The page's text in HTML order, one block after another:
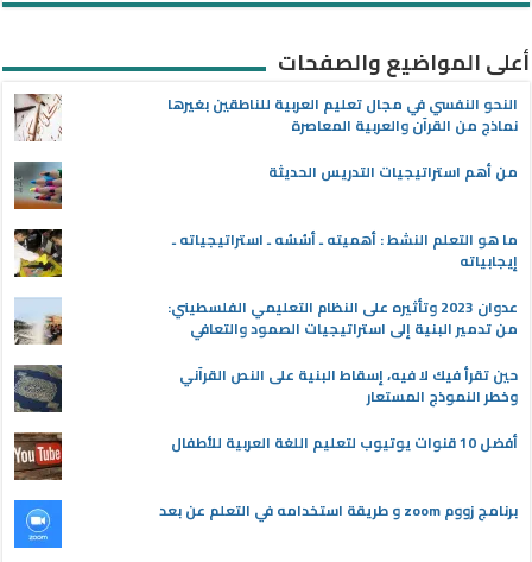
أعلى المواضيع والصفحات
النحو النفسي في مجال تعليم العربية للناطقين بغيرها
نماذج من القرآن والعربية المعاصرة
من أهم استراتيجيات التدريس الحديثة
ما هو التعلم النشط : أهميته ـ أسُسُه ـ استراتيجياته ـ
إيجابياته
عدوان 2023 وتأثيره على النظام التعليمي الفلسطيني:
من تدمير البنية إلى استراتيجيات الصمود والتعافي
حين تقرأ فيك لا فيه، إسقاط البنية على النص القرآني
وخطر النموذج المستعار
أفضل 10 قنوات يوتيوب لتعليم اللغة العربية للأطفال
برنامج زووم zoom و طريقة استخدامه في التعلم عن بعد